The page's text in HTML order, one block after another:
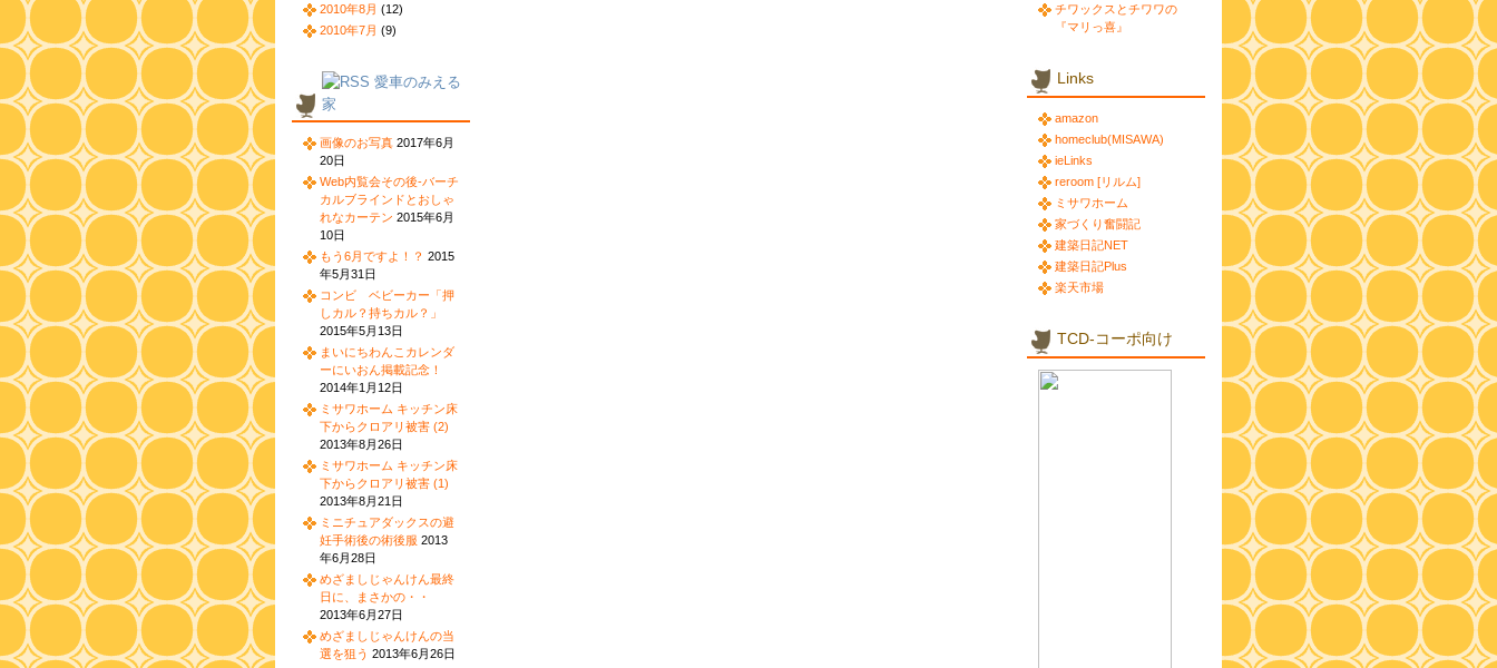
2010年8月 (12)
2010年7月 (9)
愛車のみえる
家
画像のお写真 2017年6月
20日
Web内覧会その後-バーチ
カルブラインドとおしゃ
れなカーテン 2015年6月
10日
もう6月ですよ！？ 2015
年5月31日
コンビ ベビーカー「押
しカル？持ちカル？」
2015年5月13日
まいにちわんこカレンダ
ーにいおん掲載記念！
2014年1月12日
ミサワホーム キッチン床
下からクロアリ被害 (2)
2013年8月26日
ミサワホーム キッチン床
下からクロアリ被害 (1)
2013年8月21日
ミニチュアダックスの避
妊手術後の術後服 2013
年6月28日
めざましじゃんけん最終
日に、まさかの・・
2013年6月27日
めざましじゃんけんの当
選を狙う 2013年6月26日
チワックスとチワワの
『マリっ喜』
Links
amazon
homeclub(MISAWA)
ieLinks
reroom [リルム]
ミサワホーム
家づくり奮闘記
建築日記NET
建築日記Plus
楽天市場
TCD-コーポ向け